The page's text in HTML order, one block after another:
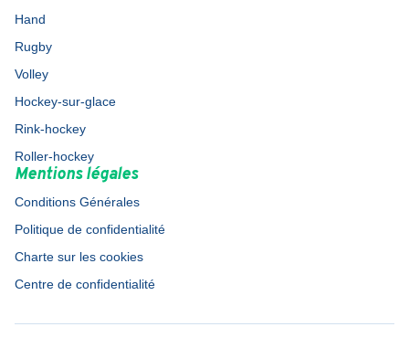
Hand
Rugby
Volley
Hockey-sur-glace
Rink-hockey
Roller-hockey
Mentions légales
Conditions Générales
Politique de confidentialité
Charte sur les cookies
Centre de confidentialité